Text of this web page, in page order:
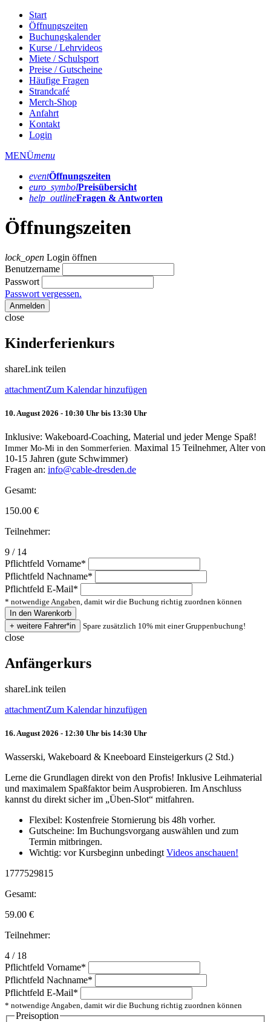
Start
Öffnungszeiten
Buchungskalender
Kurse / Lehrvideos
Miete / Schulsport
Preise / Gutscheine
Häufige Fragen
Strandcafé
Merch-Shop
Anfahrt
Kontakt
Login
MENÜmenu
eventÖffnungs­zeiten
euro_symbolPreis­übersicht
help_outlineFragen & Antworten
Öffnungszeiten
lock_open Login öffnen
Benutzername
Passwort
Passwort vergessen.
Anmelden
close
Kinderferienkurs
shareLink teilen
attachmentZum Kalendar hinzufügen
10. August 2026 - 10:30 Uhr bis 13:30 Uhr
Inklusive: Wakeboard-Coaching, Material und jeder Menge Spaß!
Immer Mo-Mi in den Sommerferien. Maximal 15 Teilnehmer, Alter von
10-15 Jahren (gute Schwimmer)
Fragen an: info@cable-dresden.de
Gesamt:
150.00 €
Teilnehmer:
9 / 14
Pflichtfeld Vorname*
Pflichtfeld Nachname*
Pflichtfeld E-Mail*
* notwendige Angaben, damit wir die Buchung richtig zuordnen können
Spare zusätzlich 10% mit einer Gruppenbuchung!
close
Anfängerkurs
shareLink teilen
attachmentZum Kalendar hinzufügen
16. August 2026 - 12:30 Uhr bis 14:30 Uhr
Wasserski, Wakeboard & Kneeboard Einsteigerkurs (2 Std.)
Lerne die Grundlagen direkt von den Profis! Inklusive Leihmaterial
und maximalem Spaßfaktor beim Ausprobieren. Im Anschluss
kannst du direkt sicher im „Üben-Slot“ mitfahren.
Flexibel: Kostenfreie Stornierung bis 48h vorher.
Gutscheine: Im Buchungsvorgang auswählen und zum
Termin mitbringen.
Wichtig: vor Kursbeginn unbedingt Videos anschauen!
1777529815
Gesamt:
59.00 €
Teilnehmer:
4 / 18
Pflichtfeld Vorname*
Pflichtfeld Nachname*
Pflichtfeld E-Mail*
* notwendige Angaben, damit wir die Buchung richtig zuordnen können
Preisoption